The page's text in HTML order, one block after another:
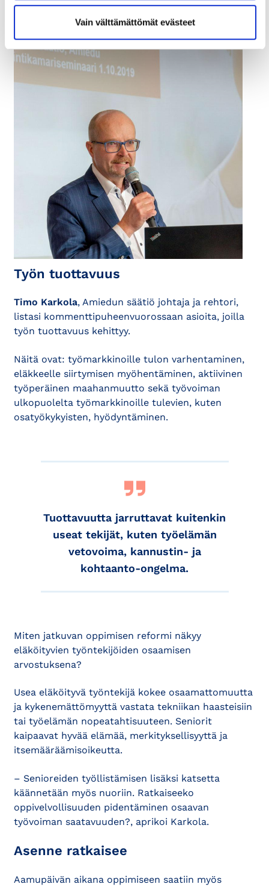
Vain välttämättömät evästeet
Työn tuottavuus
Timo Karkola, Amiedun säätiö johtaja ja rehtori,
listasi kommenttipuheenvuorossaan asioita, joilla
työn tuottavuus kehittyy.
Näitä ovat: työmarkkinoille tulon varhentaminen,
eläkkeelle siirtymisen myöhentäminen, aktiivinen
työperäinen maahanmuutto sekä työvoiman
ulkopuolelta työmarkkinoille tulevien, kuten
osatyökykyisten, hyödyntäminen.
Tuottavuutta jarruttavat kuitenkin
useat tekijät, kuten työelämän
vetovoima, kannustin- ja
kohtaanto-ongelma.
Miten jatkuvan oppimisen reformi näkyy
eläköityvien työntekijöiden osaamisen
arvostuksena?
Usea eläköityvä työntekijä kokee osaamattomuutta
ja kykenemättömyyttä vastata tekniikan haasteisiin
tai työelämän nopeatahtisuuteen. Seniorit
kaipaavat hyvää elämää, merkityksellisyyttä ja
itsemääräämisoikeutta.
– Senioreiden työllistämisen lisäksi katsetta
käännetään myös nuoriin. Ratkaiseeko
oppivelvollisuuden pidentäminen osaavan
työvoiman saatavuuden?, aprikoi Karkola.
Asenne ratkaisee
Aamupäivän aikana oppimiseen saatiin myös